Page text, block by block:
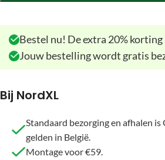
Bestel nu! De extra 20% korting
Jouw bestelling wordt gratis
Bij NordXL
Standaard bezorging en afhalen
gelden in België.
Montage voor €59.